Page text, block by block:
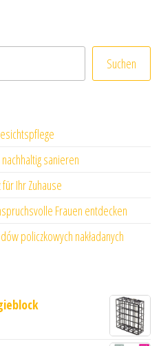
Suchen
sanieren
Ihr Zuhause
Frauen entdecken
policzkowych nakładanych